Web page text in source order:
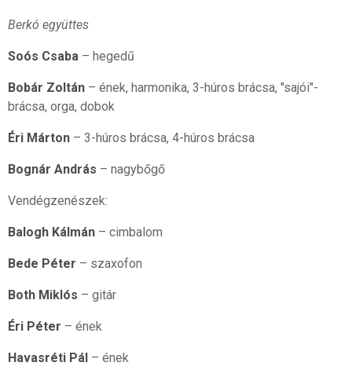
Berkó együttes
Soós Csaba– hegedű
Bobár Zoltán– ének, harmonika, 3-húros brácsa, "sajói"-
brácsa, orga, dobok
Éri Márton– 3-húros brácsa, 4-húros brácsa
Bognár András – nagybőgő
Vendégzenészek:
Balogh Kálmán– cimbalom
Bede Péter – szaxofon
Both Miklós – gitár
Éri Péter – ének
Havasréti Pál– ének